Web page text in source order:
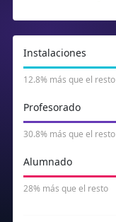
Instalaciones
12.8% más que el resto
Profesorado
30.8% más que el resto
Alumnado
28% más que el resto